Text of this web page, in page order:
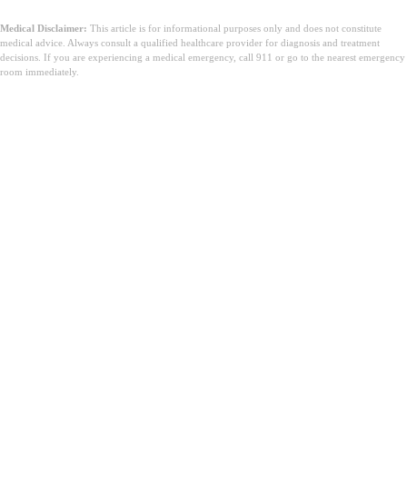
Medical Disclaimer: This article is for informational purposes only and does not constitute
medical advice. Always consult a qualified healthcare provider for diagnosis and treatment
decisions. If you are experiencing a medical emergency, call 911 or go to the nearest emergency
room immediately.